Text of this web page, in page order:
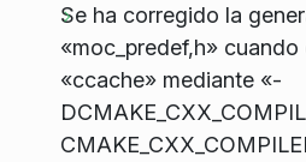
Se ha corregido la
«moc_predef,h»
«ccache» mediante «-